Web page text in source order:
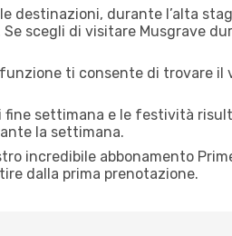
destinazioni, durante l’alta
scegli di visitare Musgrave
ti consente di trovare il
settimana e le festività
la settimana.
incredibile abbonamento
dalla prima prenotazione.